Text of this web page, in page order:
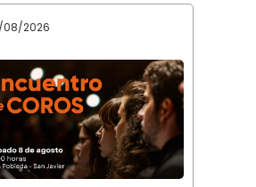
08/2026